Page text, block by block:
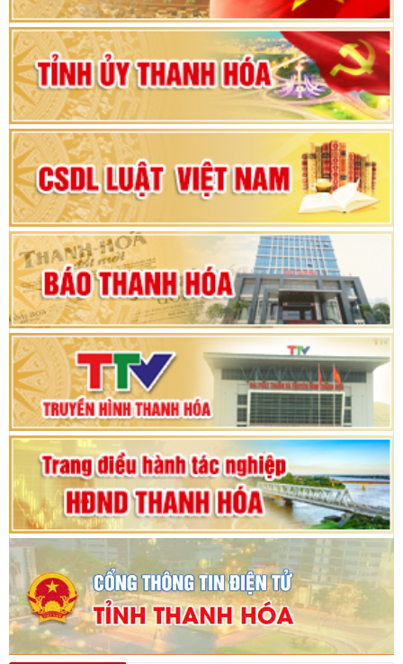
Bộ Chính trị duyệt nội dung Đại hội đại biểu
Đảng bộ tỉnh Thanh Hóa lần thứ XX, nhiệm kỳ
2025 - 2030
Đại hội đại biểu Đảng bộ xã Yên Thọ lần thứ I,
nhiệm kỳ 2025 – 2030
Đại hội Đảng bộ xã Yên Ninh lần thứ nhất,
nhiệm kỳ 2025 - 2030
Khai mạc Kỳ họp bất thường lần thứ 9, Quốc
hội khóa XV
Phiên thảo luận Kỳ họp thứ 24, HĐND tỉnh
Thanh Hóa khóa XVIII, nhiệm kỳ 2021 - 2026
Bế mạc Kỳ họp thứ hai bốn, Hội đồng nhân dân
tỉnh khoá XVIII